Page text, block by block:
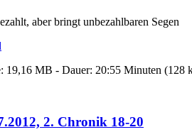
aber bringt unbezahlbaren Segen
19,16 MB - Dauer: 20:55 Minuten (128
2. Chronik 18-20